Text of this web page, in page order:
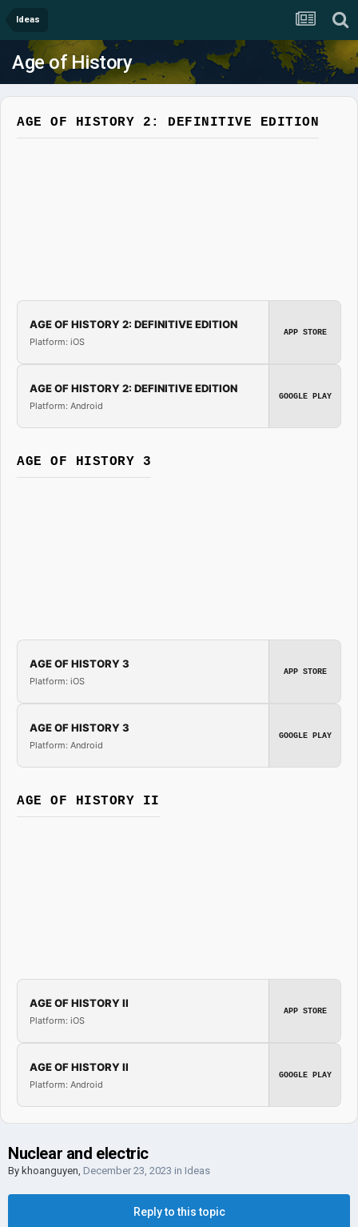
Ideas
Age of History
AGE OF HISTORY 2: DEFINITIVE EDITION
AGE OF HISTORY 2: DEFINITIVE EDITION
Platform: iOS
APP STORE
AGE OF HISTORY 2: DEFINITIVE EDITION
Platform: Android
GOOGLE PLAY
AGE OF HISTORY 3
AGE OF HISTORY 3
Platform: iOS
APP STORE
AGE OF HISTORY 3
Platform: Android
GOOGLE PLAY
AGE OF HISTORY II
AGE OF HISTORY II
Platform: iOS
APP STORE
AGE OF HISTORY II
Platform: Android
GOOGLE PLAY
Nuclear and electric
By khoanguyen, December 23, 2023 in Ideas
Reply to this topic